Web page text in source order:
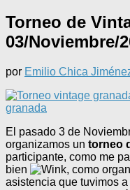
Torneo de
03/Noviembre/
por Emilio Chica
El pasado 3 de
organizamos un torneo
participante, como me
bien
, como
asistencia que tuvimos